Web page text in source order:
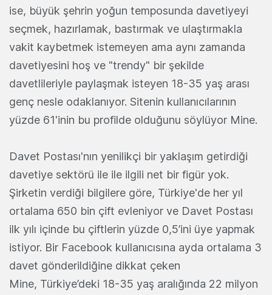
ise, büyük şehrin yoğun temposunda davetiyeyi
seçmek, hazırlamak, bastırmak ve ulaştırmakla
vakit kaybetmek istemeyen ama aynı zamanda
davetiyesini hoş ve "trendy" bir şekilde
davetlileriyle paylaşmak isteyen 18-35 yaş arası
genç nesle odaklanıyor. Sitenin kullanıcılarının
yüzde 61'inin bu profilde olduğunu söylüyor Mine.
Davet Postası'nın yenilikçi bir yaklaşım getirdiği
davetiye sektörü ile ile ilgili net bir figür yok.
Şirketin verdiği bilgilere göre, Türkiye'de her yıl
ortalama 650 bin çift evleniyor ve Davet Postası
ilk yılı içinde bu çiftlerin yüzde 0,5’ini üye yapmak
istiyor. Bir Facebook kullanıcısına ayda ortalama 3
davet gönderildiğine dikkat çeken
Mine, Türkiye’deki 18-35 yaş aralığında 22 milyon